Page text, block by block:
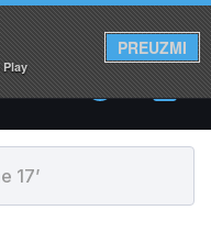
PREUZMI
Slanje istog dana!
0